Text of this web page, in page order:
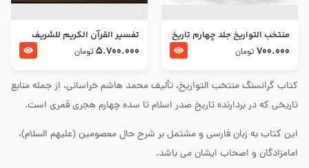
کتاب گرانسنگ منتخب التواريخ، تألیف محمد هاشم خراسانی، از جمله منابع
تاریخی که در بردارنده تاریخ صدر اسلام تا سده چهارم هجری قمری است.
این کتاب به زبان فارسی و مشتمل بر شرح حال معصومین (علیهم السلام)،
امامزادگان و اصحاب ایشان می باشد.
منتخب التواریخ جلد چهارم تاریخ
امام زین العابدین و امام محمد
700.000 تومان
تفسير القرآن الكريم للشريف
المرتضي قدس سرّه
5.700.000 تومان